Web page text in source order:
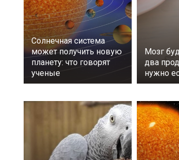
Солнечная система
может получить новую
планету: что говорят
ученые
Мозг
два
нужно